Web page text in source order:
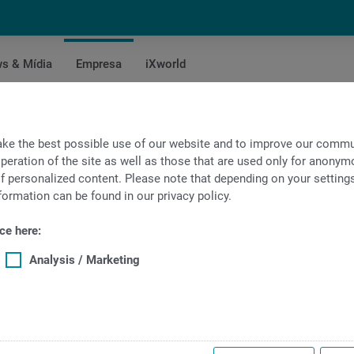
the best possible use of our website and to improve our
of the site as well as those that are used only for
content. Please note that depending on your
can be found in our privacy policy.
here:
Analysis / Marketing
& Mídia Empresa iXworld